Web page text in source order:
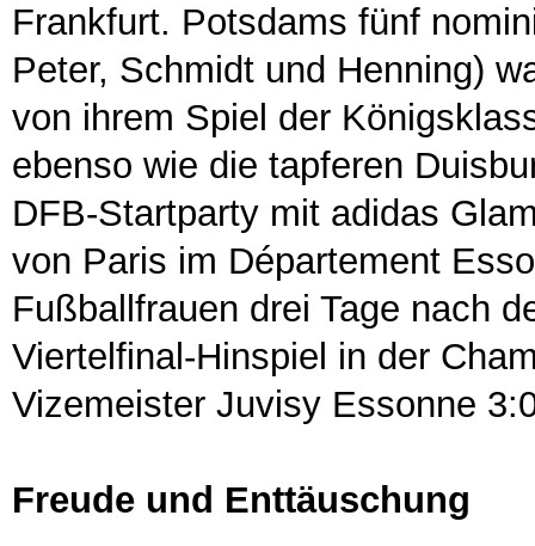
Frankfurt. Potsdams fünf
Peter, Schmidt und Henning)
von ihrem Spiel der
ebenso wie die tapferen
DFB-Startparty mit adidas
von Paris im Département
Fußballfrauen drei Tage nach
Viertelfinal-Hinspiel in der
Vizemeister Juvisy Essonne
Freude und Enttäuschung